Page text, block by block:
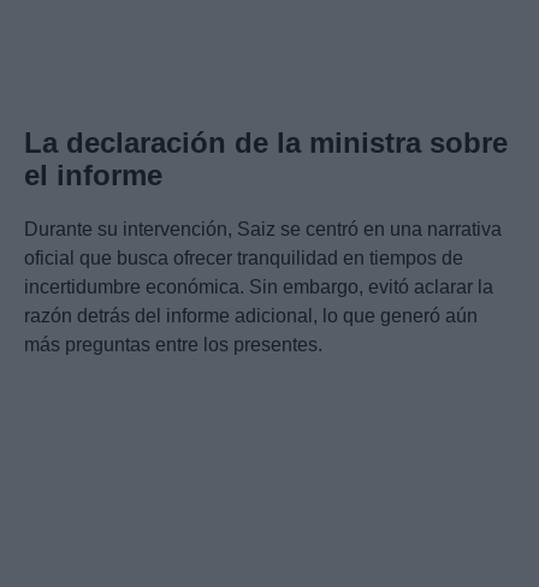
La declaración de la ministra sobre
el informe
Durante su intervención, Saiz se centró en una narrativa
oficial que busca ofrecer tranquilidad en tiempos de
incertidumbre económica. Sin embargo, evitó aclarar la
razón detrás del informe adicional, lo que generó aún
más preguntas entre los presentes.